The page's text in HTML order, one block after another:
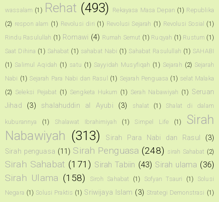
wassalam (1) Rehat (493) Rekayasa Masa Depan (1) Republika
(2) respon alam (1) Revolusi diri (1) Revolusi Sejarah (1) Revolusi Sosial (1)
Rindu Rasulullah (1) Romawi (4) Rumah Semut (1) Ruqyah (1) Rustum (1)
Saat Dihina (1) Sahabat (1) sahabat Nabi (1) Sahabat Rasulullah (1) SAHABI
(1) Salimul Aqidah (1) satu (1) Sayyidah Musyfiqah (1) Sejarah (2) Sejarah
Nabi (1) Sejarah Para Nabi dan Rasul (1) Sejarah Penguasa (1) selat Malaka
(2) Seleksi Pejabat (1) Sengketa Hukum (1) Serah Nabawiyah (1) Seruan
Jihad
(3) shalahuddin al Ayubi (3) shalat (1) Shalat di dalam
kuburannya (1) Shalawat Ibrahimiyah (1) Simpel Life (1)
Sirah
Nabawiyah (313) Sirah Para Nabi dan Rasul
(3)
Sirah penguasa (11) Sirah Penguasa (248) sirah Sahabat (2)
Sirah Sahabat (171) Sirah Tabiin (43) Sirah ulama (36)
Sirah Ulama (158) Siroh Sahabat (1) Sofyan Tsauri (1)
Solusi
Negara (1) Solusi Praktis (1) Sriwijaya Islam (3) Strategi Demonstrasi (1)